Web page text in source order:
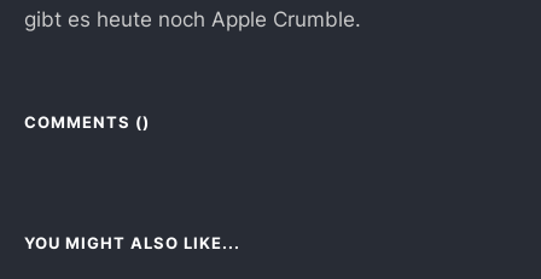
gibt es heute noch Apple Crumble.
COMMENTS ()
YOU MIGHT ALSO LIKE...